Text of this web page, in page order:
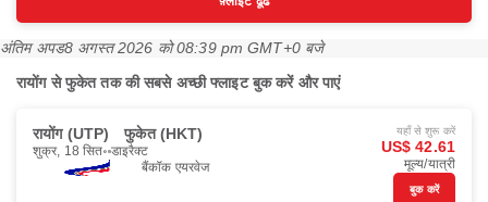
अंतिम अपड8 अगस्त 2026 को 08:39 pm GMT+0 बजे
रायोंग से फुकेत तक की सबसे अच्छी फ्लाइट बुक करें और पाएं
रायोंग (UTP) फुकेत (HKT)
शुक्र, 18 सित॰ डाइरैक्ट
बैंकॉक एयरवेज
यहाँ से शुरू करें
US$ 42.61
मूल्य/यात्री
बुक करें